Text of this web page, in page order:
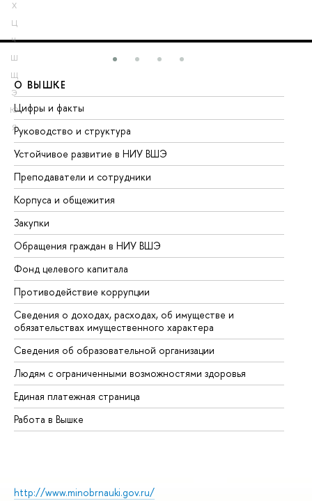
Х
Ц
Ч
Ш
Щ
Э
Ю
Я
О ВЫШКЕ
Цифры и факты
Руководство и структура
Устойчивое развитие в НИУ ВШЭ
Преподаватели и сотрудники
Корпуса и общежития
Закупки
Обращения граждан в НИУ ВШЭ
Фонд целевого капитала
Противодействие коррупции
Сведения о доходах, расходах, об имуществе и
обязательствах имущественного характера
Сведения об образовательной организации
Людям с ограниченными возможностями здоровья
Единая платежная страница
Работа в Вышке
http://www.minobrnauki.gov.ru/